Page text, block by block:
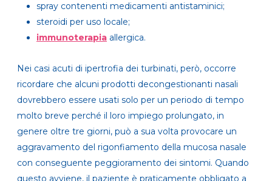
spray contenenti medicamenti antistaminici;
steroidi per uso locale;
immunoterapia allergica.
Nei casi acuti di ipertrofia dei turbinati, però, occorre
ricordare che alcuni prodotti decongestionanti nasali
dovrebbero essere usati solo per un periodo di tempo
molto breve perché il loro impiego prolungato, in
genere oltre tre giorni, può a sua volta provocare un
aggravamento del rigonfiamento della mucosa nasale
con conseguente peggioramento dei sintomi. Quando
questo avviene, il paziente è praticamente obbligato a